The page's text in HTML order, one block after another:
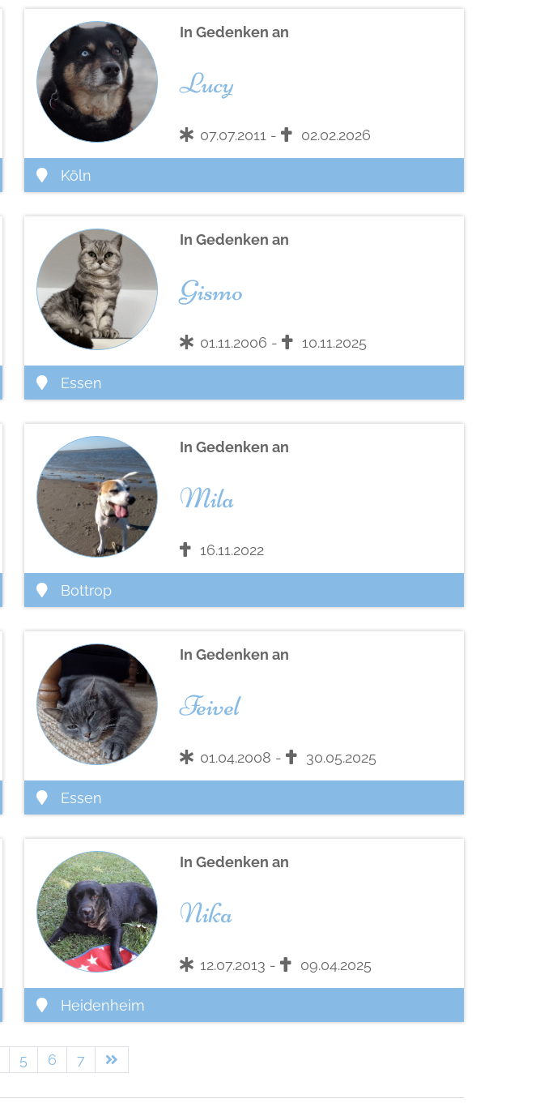
In Gedenken an
Lucy
07.07.2011 - 02.02.2026
Köln
In Gedenken an
Gismo
01.11.2006 - 10.11.2025
Essen
In Gedenken an
Mila
16.11.2022
Bottrop
In Gedenken an
Feivel
01.04.2008 - 30.05.2025
Essen
In Gedenken an
Nika
12.07.2013 - 09.04.2025
Heidenheim
5 6 7